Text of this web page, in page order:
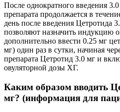
После однократного введения
препарата продолжается в
день после введения Цетротида
позволяют назначить индукцию
дополнительно ввести 0.25 мг
мг) один раз в сутки, начиная
препарата Цетротид 3.0 мг и
овуляторной дозы ХГ.
Каким образом вводить
мг? (информация для